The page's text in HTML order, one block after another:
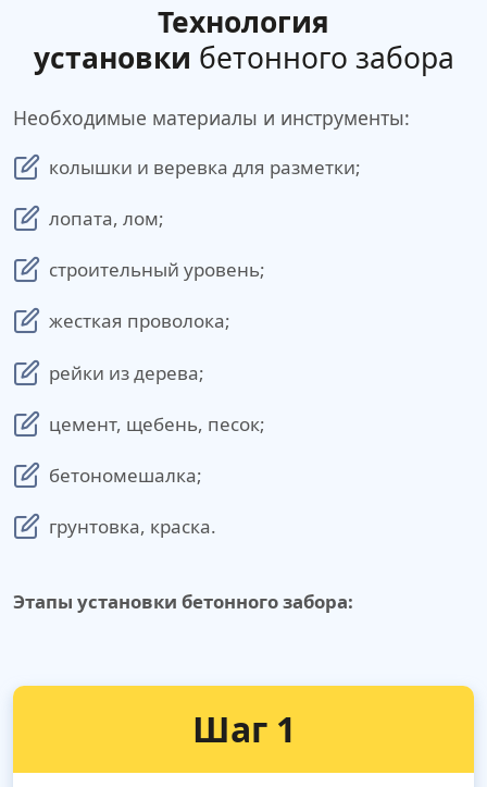
Технология
установки бетонного забора
Необходимые материалы и инструменты:
колышки и веревка для разметки;
лопата, лом;
строительный уровень;
жесткая проволока;
рейки из дерева;
цемент, щебень, песок;
бетономешалка;
грунтовка, краска.
Этапы установки бетонного забора:
Шаг 1